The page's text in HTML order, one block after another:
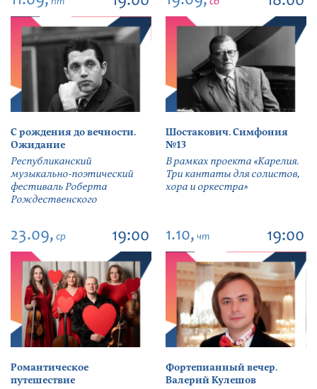
С рождения до вечности.
Ожидание
Республиканский
музыкально-поэтический
фестиваль Роберта
Рождественского
Шостакович. Симфония
№13
В рамках проекта «Карелия.
Три кантаты для солистов,
хора и оркестра»
23.09, ср 19:00
Романтическое
путешествие
1.10, чт 19:00
Фортепианный вечер.
Валерий Кулешов